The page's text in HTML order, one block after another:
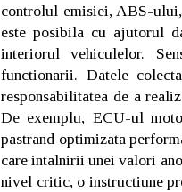
controlul emisiei, ABS-
este posibila cu ajutorul
interiorul vehiculelor.
functionarii. Datele
responsabilitatea de a
De exemplu, ECU-ul
pastrand optimizata
care intalnirii unei valori
nivel critic, o instructiune